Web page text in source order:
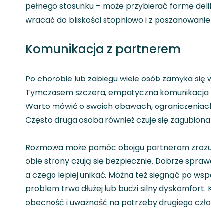
pełnego stosunku – może przybierać formę
wracać do bliskości stopniowo i z
Komunikacja z partnerem
Po chorobie lub zabiegu wiele osób zamyka
Tymczasem szczera, empatyczna
Warto mówić o swoich obawach,
Często druga osoba również czuje się
Rozmowa może pomóc obojgu partnerom
obie strony czują się bezpiecznie. Dobrze
a czego lepiej unikać. Można też sięgnąć po
problem trwa dłużej lub budzi silny dyskomfort.
obecność i uważność na potrzeby drugiego